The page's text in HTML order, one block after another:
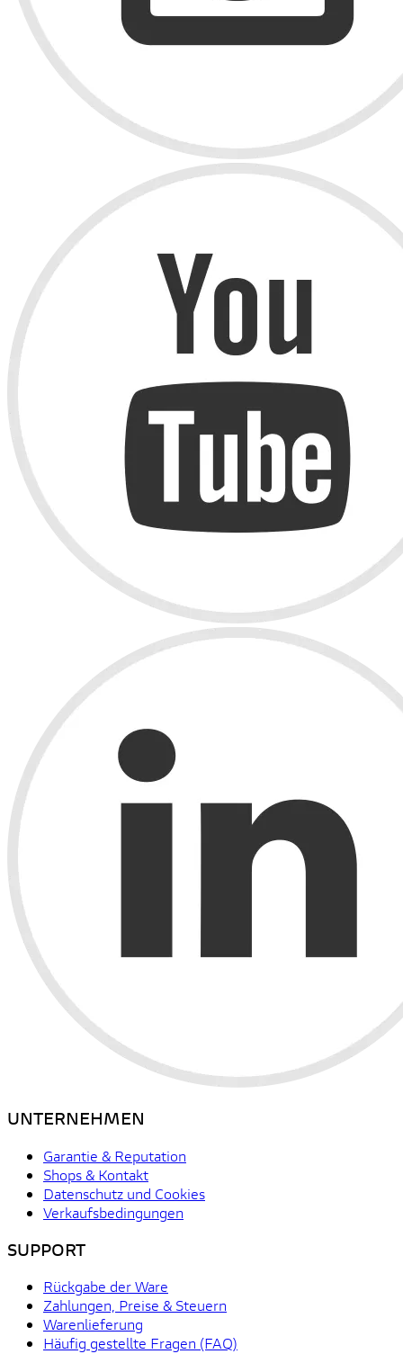
UNTERNEHMEN
Garantie & Reputation
Shops & Kontakt
Datenschutz und Cookies
Verkaufsbedingungen
SUPPORT
Rückgabe der Ware
Zahlungen, Preise & Steuern
Warenlieferung
Häufig gestellte Fragen (FAQ)